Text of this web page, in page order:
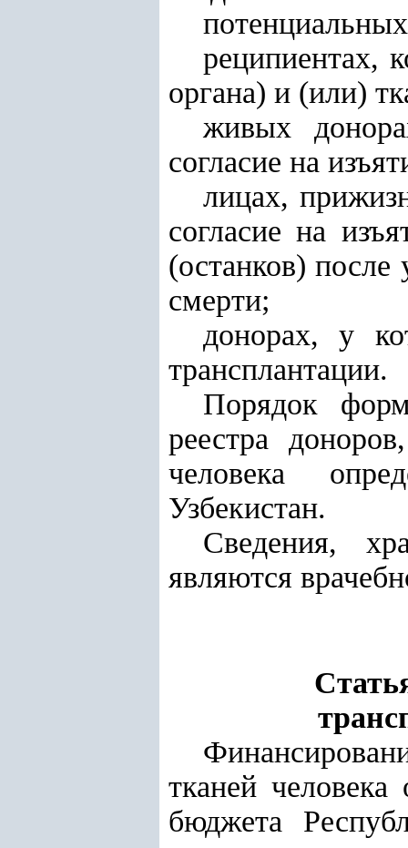
реципиентах,
органа) и (или)
живых
согласие на
лицах,
согласие на
(останков) после
смерти;
донорах, у
трансплантации.
Порядок
реестра
человека
Узбекистан.
Сведения,
являются
тканей человека
бюджета